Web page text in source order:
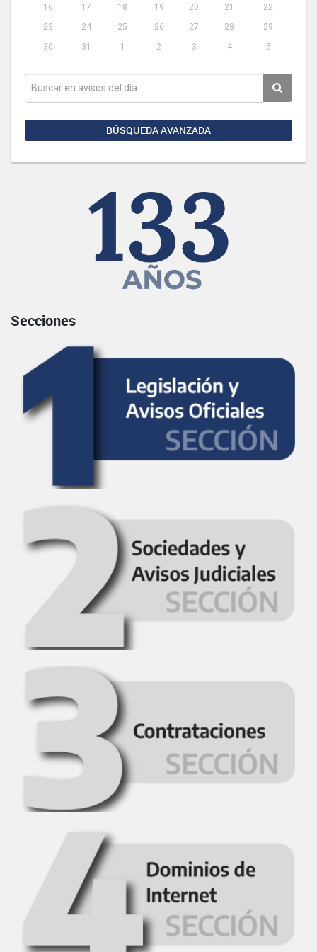
16
17 18 19 20 21
22
23
24 25 26 27 28
29
30
31 1 2 3 4 5
BÚSQUEDA AVANZADA
Secciones